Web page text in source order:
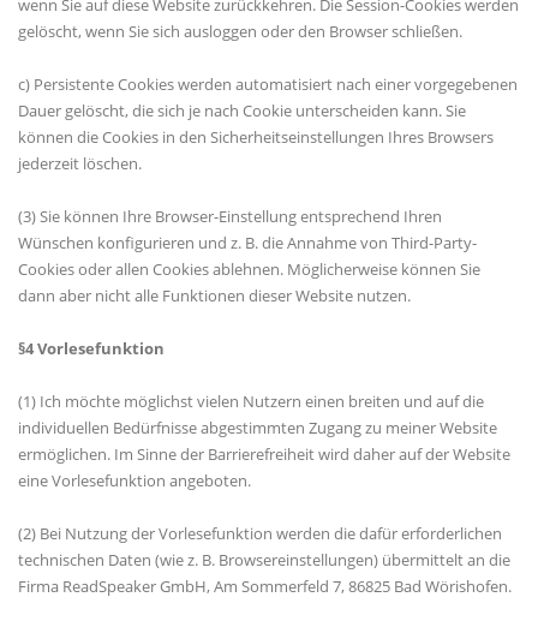
wenn Sie auf diese Website zurückkehren. Die Session-Cookies werden
gelöscht, wenn Sie sich ausloggen oder den Browser schließen.
c) Persistente Cookies werden automatisiert nach einer vorgegebenen
Dauer gelöscht, die sich je nach Cookie unterscheiden kann. Sie
können die Cookies in den Sicherheitseinstellungen Ihres Browsers
jederzeit löschen.
(3) Sie können Ihre Browser-Einstellung entsprechend Ihren
Wünschen konfigurieren und z. B. die Annahme von Third-Party-
Cookies oder allen Cookies ablehnen. Möglicherweise können Sie
dann aber nicht alle Funktionen dieser Website nutzen.
§4 Vorlesefunktion
(1) Ich möchte möglichst vielen Nutzern einen breiten und auf die
individuellen Bedürfnisse abgestimmten Zugang zu meiner Website
ermöglichen. Im Sinne der Barrierefreiheit wird daher auf der Website
eine Vorlesefunktion angeboten.
(2) Bei Nutzung der Vorlesefunktion werden die dafür erforderlichen
technischen Daten (wie z. B. Browsereinstellungen) übermittelt an die
Firma ReadSpeaker GmbH, Am Sommerfeld 7, 86825 Bad Wörishofen.